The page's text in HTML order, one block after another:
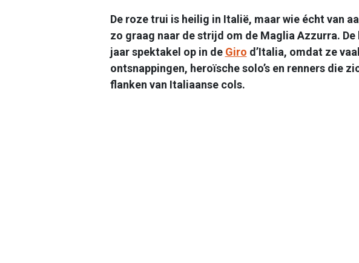
De roze trui is heilig in Italië, maar wie écht van
zo graag naar de strijd om de Maglia Azzurra.
jaar spektakel op in de Giro d’Italia, omdat ze
ontsnappingen, heroïsche solo’s en renners die
flanken van Italiaanse cols.